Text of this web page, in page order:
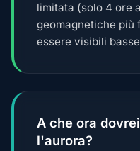
limitata (solo 4 ore
geomagnetiche più
essere visibili
A che ora
l'aurora?